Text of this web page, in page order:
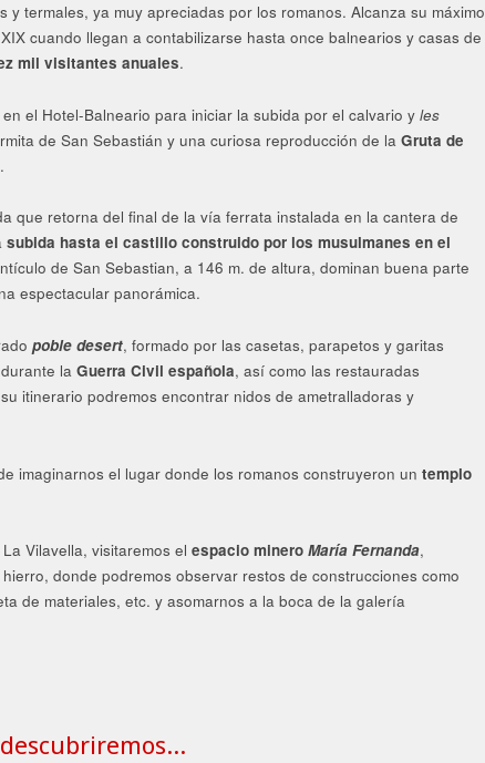
y termales, ya muy apreciadas por los romanos. Alcanza su máximo
cuando llegan a contabilizarse hasta once balnearios y casas de
mil visitantes anuales.
el Hotel-Balneario para iniciar la subida por el calvario y les
de San Sebastián y una curiosa reproducción de la Gruta de
.
que retorna del final de la vía ferrata instalada en la cantera de
subida hasta el castillo construido por los musulmanes en el
de San Sebastian, a 146 m. de altura, dominan buena parte
espectacular panorámica.
poble desert, formado por las casetas, parapetos y garitas
la Guerra Civil española, así como las restauradas
itinerario podremos encontrar nidos de ametralladoras y
imaginarnos el lugar donde los romanos construyeron un templo
Vilavella, visitaremos el espacio minero María Fernanda,
donde podremos observar restos de construcciones como
de materiales, etc. y asomarnos a la boca de la galería